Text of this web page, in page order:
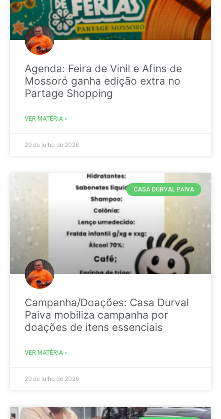
Agenda: Feira de Vinil e Afins de
Mossoró ganha edição extra no
Partage Shopping
VER MATÉRIA »
29 de julho de 2026
CASA DURVAL PAIVA
Campanha/Doações: Casa Durval
Paiva mobiliza campanha por
doações de itens essenciais
VER MATÉRIA »
29 de julho de 2026